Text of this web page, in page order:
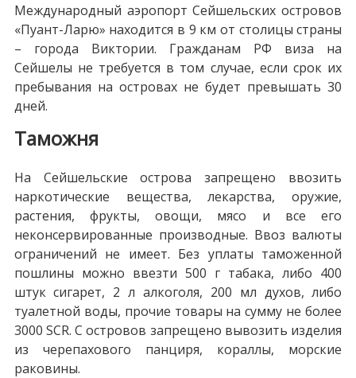
Международный аэропорт Сейшельских островов
«Пуант-Ларю» находится в 9 км от столицы страны
– города Виктории. Гражданам РФ виза на
Сейшелы не требуется в том случае, если срок их
пребывания на островах не будет превышать 30
дней.
Таможня
На Сейшельские острова запрещено ввозить
наркотические вещества, лекарства, оружие,
растения, фрукты, овощи, мясо и все его
неконсервированные производные. Ввоз валюты
ограничений не имеет. Без уплаты таможенной
пошлины можно ввезти 500 г табака, либо 400
штук сигарет, 2 л алкоголя, 200 мл духов, либо
туалетной воды, прочие товары на сумму не более
3000 SCR. С островов запрещено вывозить изделия
из черепахового панциря, кораллы, морские
раковины.